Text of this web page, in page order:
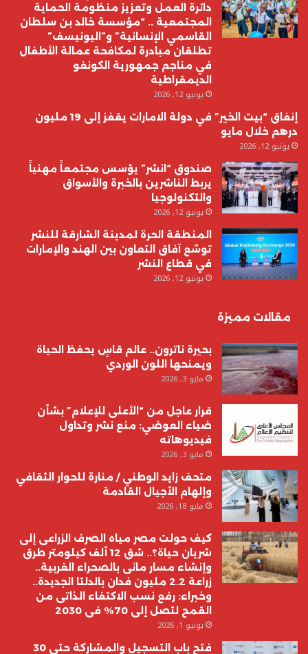
دائرة العمل وتعزيز منظومة الحماية
المجتمعية .. “مؤسسة خالد بن سلطان
القاسمي الإنسانية” و”اليونيسف”
تطلقان مبادرة لمكافحة عمالة الأطفال
في مناجم جمهورية الكونغو
الديمقراطية
يونيو 12, 2026
إنفاق “بيت الخير” في دولة الامارات يقفز إلى 19 مليون
درهم خلال مايو
يونيو 12, 2026
صندوق “انشر” يؤسس مجتمعاً مهنياً
يربط الناشرين بالخبرة والأسواق
والتكنولوجيا
يونيو 12, 2026
المنطقة الحرة لمدينة الشارقة للنشر
توسّع آفاق التعاون بين الهند والإمارات
في قطاع النشر
يونيو 12, 2026
مقالات مميزة
بحيرة ناترون.. عالم قاسٍ يحفظ الحياة
ويمنحها اللون الوردي
مايو 3, 2026
قرار عاجل من “الأعلى للإعلام” بشأن
ضياء العوضي: منع نشر وتداول
فيديوهاته
مايو 3, 2026
متحف زايد الوطني / منارة للحوار الثقافي
وإلهام الأجيال القادمة
مايو 18, 2026
كيف حولت مصر مياه الصرف الزراعى إلى
شريان حياة؟.. شق 12 ألف كيلومتر طرق
وإنشاء مسار مائى بالصحراء الغربية..
زراعة 2.2 مليون فدان بالدلتا الجديدة..
وخبراء: رفع نسب الاكتفاء الذاتى من
القمح لتصل إلى 70% فى 2030
يونيو 1, 2026
فتح باب التسجيل والمشاركة حتى 30